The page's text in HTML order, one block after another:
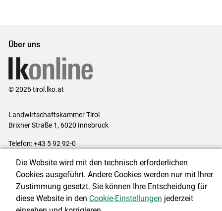
Über uns
© 2026 tirol.lko.at
Landwirtschaftskammer Tirol
Brixner Straße 1, 6020 Innsbruck
Telefon: +43 5 92 92-0
Impressum|Kontakt|Datenschutzerklärung|Barrierefreiheit|
Cookie-Einstellungen
Die Website wird mit den technisch erforderlichen
Cookies ausgeführt. Andere Cookies werden nur mit Ihrer
Zustimmung gesetzt. Sie können Ihre Entscheidung für
diese Website in den Cookie-Einstellungen jederzeit